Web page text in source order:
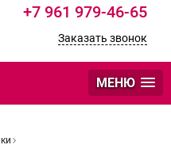
+7 961 979-46-65
Заказать звонок
МЕНЮ